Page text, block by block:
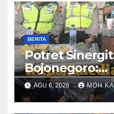
BERITA
​Potret
Bojonegoro:
Babinsa Hadir
Sekat,
AGU 6, 2026 MOH